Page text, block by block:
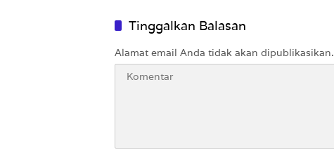
Tinggalkan Balasan
Alamat email Anda tidak akan dipublikasikan.